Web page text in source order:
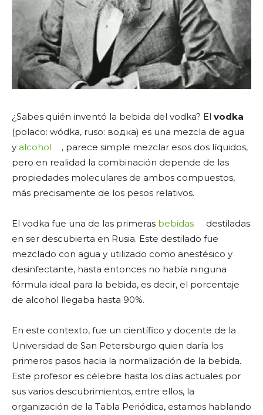
¿Sabes quién inventó la bebida del vodka? El vodka
(polaco: wódka, ruso: водка) es una mezcla de agua
y alcohol
, parece simple mezclar esos dos líquidos,
pero en realidad la combinación depende de las
propiedades moleculares de ambos compuestos,
más precisamente de los pesos relativos.
El vodka fue una de las primeras bebidas
destiladas
en ser descubierta en Rusia. Este destilado fue
mezclado con agua y utilizado como anestésico y
desinfectante, hasta entonces no había ninguna
fórmula ideal para la bebida, es decir, el porcentaje
de alcohol llegaba hasta 90%.
En este contexto, fue un científico y docente de la
Universidad de San Petersburgo quien daría los
primeros pasos hacia la normalización de la bebida.
Este profesor es célebre hasta los días actuales por
sus varios descubrimientos, entre ellos, la
organización de la Tabla Periódica, estamos hablando